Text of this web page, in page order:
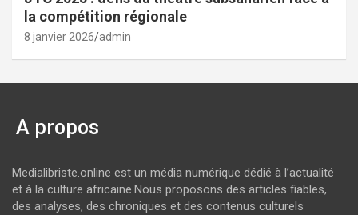
la compétition régionale
8 janvier 2026 admin
A propos
Medialibriste.online est un média numérique dédié à l’actualité
et à la culture africaine.Nous proposons des articles fiables,
des analyses, des chroniques et des contenus culturels